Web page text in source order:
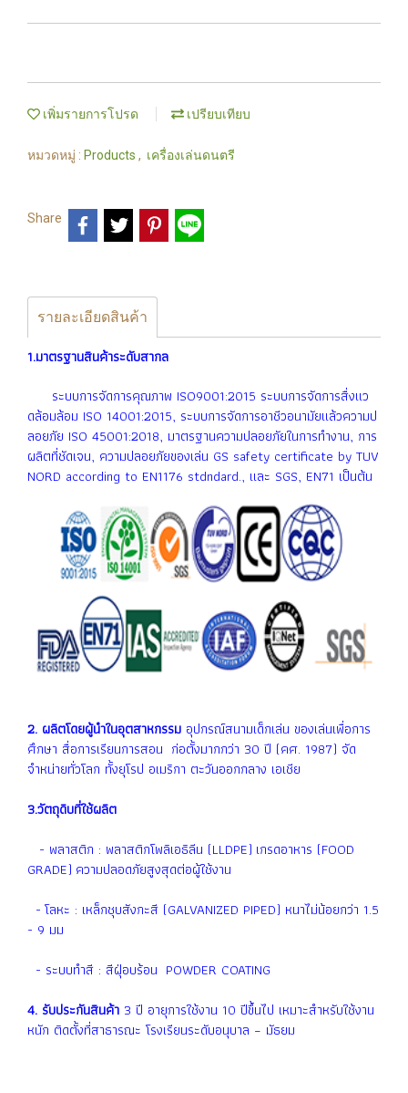
เพิ่มรายการโปรด เปรียบเทียบ
หมวดหมู่ : Products , เครื่องเล่นดนตรี
Share
รายละเอียดสินค้า
1.มาตรฐานสินค้าระดับสากล
ระบบการจัดการคุณภาพ ISO9001:2015 ระบบการจัดการสื่งเเว
ดล้อมล้อม ISO 14001:2015, ระบบการจัดการอาชีวอนามัยเเล้วความป
ลอยภัย ISO 45001:2018, มาตรฐานความปลอยภัยในการทำงาน, การ
ผลิตที่ชัดเจน, ความปลอยภัยของเล่น GS safety certificate by TUV
NORD according to EN1176 stdndard., เเละ SGS, EN71 เป็นต้น
2. ผลิตโดยผู้นำในอุตสาหกรรม อุปกรณ์สนามเด็กเล่น ของเล่นเพื่อการ
ศึกษา สื่อการเรียนการสอน ก่อตั้งมากกว่า 30 ปี (คศ. 1987) จัด
จำหน่ายทั่วโลก ทั้งยุโรป อเมริกา ตะวันออกกลาง เอเชีย
3.วัตถุดิบที่ใช้ผลิต
- พลาสติก : พลาสติกโพลิเอธิลีน (LLDPE) เกรดอาหาร (FOOD
GRADE) ความปลอดภัยสูงสุดต่อผู้ใช้งาน
- โลหะ : เหล็กชุบสังกะสี (GALVANIZED PIPED) หนาไม่น้อยกว่า 1.5
- 9 มม
- ระบบทำสี : สีฝุ่อบร้อน POWDER COATING
4. รับประกันสินค้า 3 ปี อายุการใช้งาน 10 ปีขึ้นไป เหมาะสำหรับใช้งาน
หนัก ติดตั้งที่สาธารณะ โรงเรียนระดับอนุบาล – มัธยม